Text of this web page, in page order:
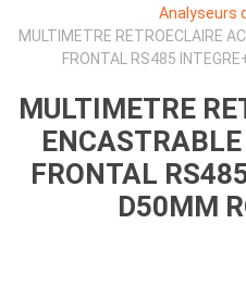
Analyseurs
MULTIMETRE RETROECLAIRE
FRONTAL RS485
MULTIMETRE
FRONTAL
D50MM